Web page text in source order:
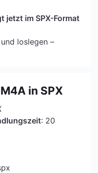
jetzt im SPX-Format
loslegen –
in SPX
: 20